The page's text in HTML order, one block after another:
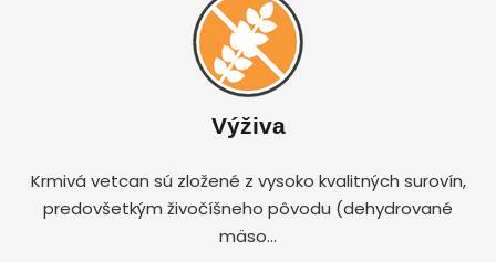
Výživa
Krmivá vetcan sú zložené z vysoko kvalitných surovín,
predovšetkým živočíšneho pôvodu (dehydrované
mäso…